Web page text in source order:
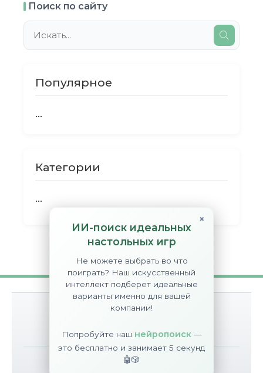
×
ИИ-поиск идеальных
настольных игр
Не можете выбрать во что
поиграть? Наш искусственный
интеллект подберет идеальные
варианты именно для вашей
компании!
Попробуйте наш нейропоиск—
это бесплатно и занимает 5 секунд
🤖🎲
Поиск по сайту
Популярное
...
Категории
...
2017-2026All Rights Reserved